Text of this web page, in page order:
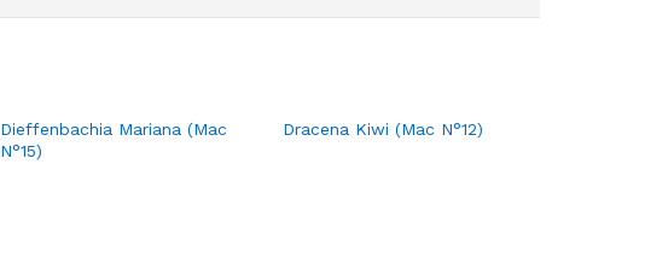
Dieffenbachia Mariana (Mac
N°15)
Dracena Kiwi (Mac N°12)